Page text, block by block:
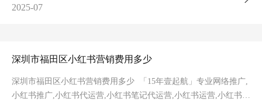
2025-07
深圳市福田区小红书营销费用多少
深圳市福田区小红书营销费用多少 「15年壹起航」专业网络推广,
小红书推广,小红书代运营,小红书笔记代运营,小红书运营,小红书矩